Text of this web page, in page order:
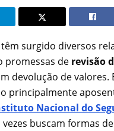
surgido diversos
promessas de revisão
devolução de valores.
principalmente
Nacional do
vezes buscam formas